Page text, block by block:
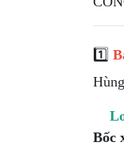
1️⃣
Bốc